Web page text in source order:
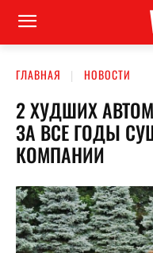
ГЛАВНАЯ НОВОСТИ
2 ХУДШИХ
ЗА ВСЕ ГОДЫ
КОМПАНИИ